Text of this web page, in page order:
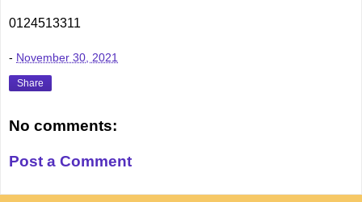
0124513311
- November 30, 2021
Share
No comments:
Post a Comment